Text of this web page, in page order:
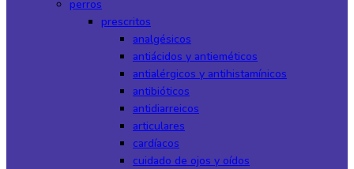
perros
prescritos
analgésicos
antiácidos y antieméticos
antialérgicos y antihistamínicos
antibióticos
antidiarreicos
articulares
cardíacos
cuidado de ojos y oídos